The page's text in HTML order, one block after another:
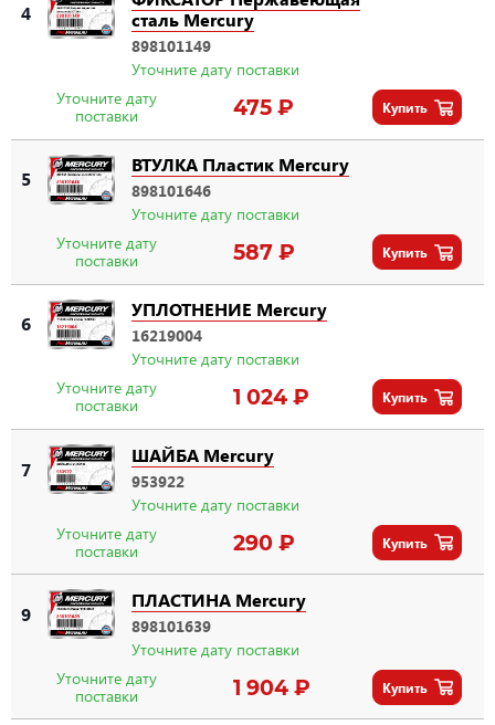
4
сталь Mercury
898101149
Уточните дату поставки
Уточните дату
поставки
475 ₽ Купить
5
ВТУЛКА Пластик Mercury
898101646
Уточните дату поставки
Уточните дату
поставки
587 ₽ Купить
6
УПЛОТНЕНИЕ Mercury
16219004
Уточните дату поставки
Уточните дату
поставки
1 024 ₽ Купить
7
ШАЙБА Mercury
953922
Уточните дату поставки
Уточните дату
поставки
290 ₽ Купить
9
ПЛАСТИНА Mercury
898101639
Уточните дату поставки
Уточните дату
поставки
1 904 ₽ Купить